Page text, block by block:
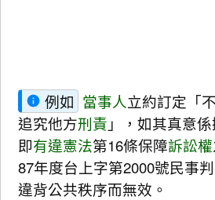
例如 當事人立約訂定「
追究他方刑責 」，如其真意
即有違憲法第16條保障訴訟權
87年度台上字第2000號民事
違背公共秩序而無效。